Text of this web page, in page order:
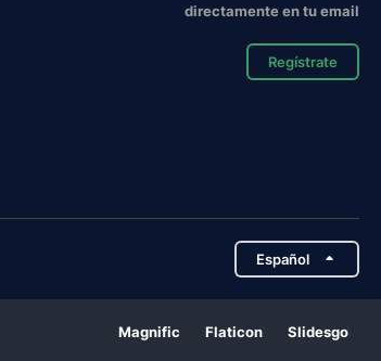
directamente en tu email
Regístrate
Español
Magnific Flaticon Slidesgo